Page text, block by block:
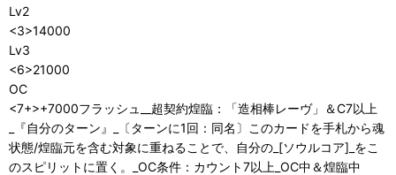
Lv2
<3>14000
Lv3
<6>21000
OC
<7+>+7000フラッシュ__超契約煌臨：「造相棒レーヴ」＆C7以上
_『自分のターン』_〔ターンに1回：同名〕このカードを手札から魂
状態/煌臨元を含む対象に重ねることで、自分の_[ソウルコア]_をこ
のスピリットに置く。_OC条件：カウント7以上_OC中＆煌臨中